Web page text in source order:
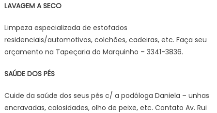
LAVAGEM A SECO
Limpeza especializada de estofados
residenciais/automotivos, colchões, cadeiras, etc. Faça seu
orçamento na Tapeçaria do Marquinho – 3341-3836.
SAÚDE DOS PÉS
Cuide da saúde dos seus pés c/ a podóloga Daniela – unhas
encravadas, calosidades, olho de peixe, etc. Contato Av. Rui